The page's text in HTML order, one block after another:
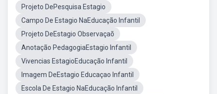
Projeto DePesquisa Estagio
Campo De Estagio NaEducação Infantil
Projeto DeEstagio Observaçaõ
Anotação PedagogiaEstagio Infantil
Vivencias EstagioEducação Infantil
Imagem DeEstagio Educaçao Infantil
Escola De Estagio NaEducação Infantil